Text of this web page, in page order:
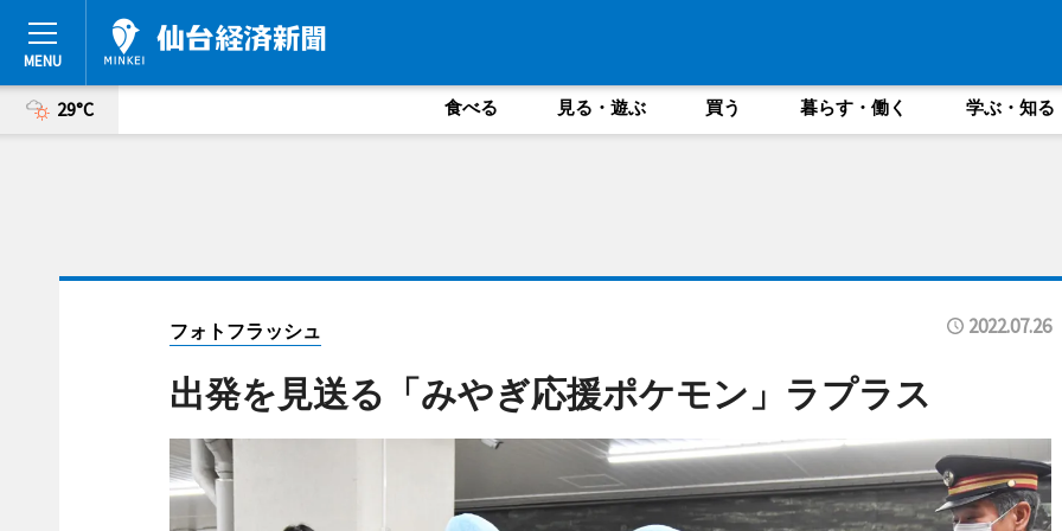
29°C 食べる 見る・遊ぶ 買う 暮らす・働く 学ぶ・知る
フォトフラッシュ 2022.07.26
出発を見送る「みやぎ応援ポケモン」ラプラス